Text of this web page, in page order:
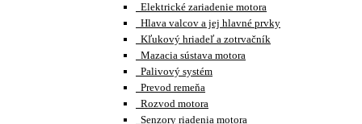
Elektrické zariadenie motora
Hlava valcov a jej hlavné prvky
Kľukový hriadeľ a zotrvačník
Mazacia sústava motora
Palivový systém
Prevod remeňa
Rozvod motora
Senzory riadenia motora